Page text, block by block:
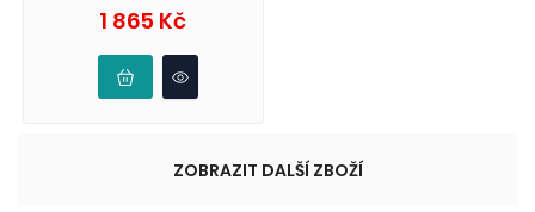
1 865 KčCena
ZOBRAZIT DALŠÍ ZBOŽÍ